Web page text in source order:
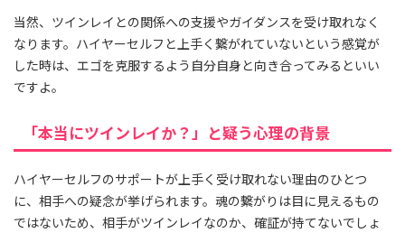
当然、ツインレイとの関係への支援やガイダンスを受け取れなく
なります。ハイヤーセルフと上手く繋がれていないという感覚が
した時は、エゴを克服するよう自分自身と向き合ってみるといい
ですよ。
「本当にツインレイか？」と疑う心理の背景
ハイヤーセルフのサポートが上手く受け取れない理由のひとつ
に、相手への疑念が挙げられます。魂の繋がりは目に見えるもの
ではないため、相手がツインレイなのか、確証が持てないでしょ